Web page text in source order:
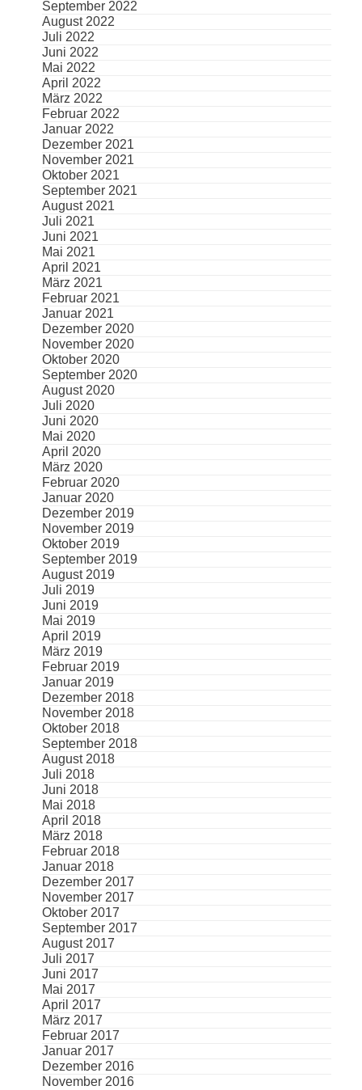
September 2022
August 2022
Juli 2022
Juni 2022
Mai 2022
April 2022
März 2022
Februar 2022
Januar 2022
Dezember 2021
November 2021
Oktober 2021
September 2021
August 2021
Juli 2021
Juni 2021
Mai 2021
April 2021
März 2021
Februar 2021
Januar 2021
Dezember 2020
November 2020
Oktober 2020
September 2020
August 2020
Juli 2020
Juni 2020
Mai 2020
April 2020
März 2020
Februar 2020
Januar 2020
Dezember 2019
November 2019
Oktober 2019
September 2019
August 2019
Juli 2019
Juni 2019
Mai 2019
April 2019
März 2019
Februar 2019
Januar 2019
Dezember 2018
November 2018
Oktober 2018
September 2018
August 2018
Juli 2018
Juni 2018
Mai 2018
April 2018
März 2018
Februar 2018
Januar 2018
Dezember 2017
November 2017
Oktober 2017
September 2017
August 2017
Juli 2017
Juni 2017
Mai 2017
April 2017
März 2017
Februar 2017
Januar 2017
Dezember 2016
November 2016